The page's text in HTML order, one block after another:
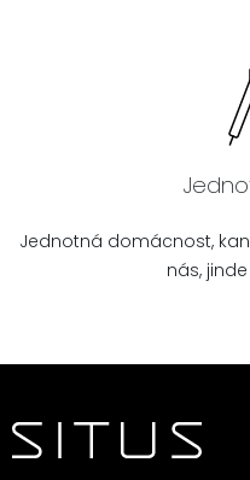
Jednotná domácnost,
nás,